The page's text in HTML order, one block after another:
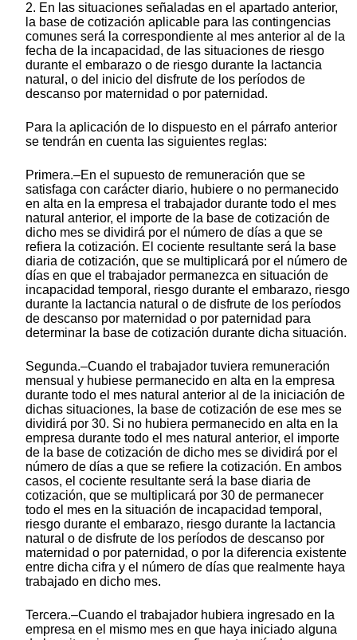
2. En las situaciones señaladas en el apartado anterior,
la base de cotización aplicable para las contingencias
comunes será la correspondiente al mes anterior al de la
fecha de la incapacidad, de las situaciones de riesgo
durante el embarazo o de riesgo durante la lactancia
natural, o del inicio del disfrute de los períodos de
descanso por maternidad o por paternidad.
Para la aplicación de lo dispuesto en el párrafo anterior
se tendrán en cuenta las siguientes reglas:
Primera.–En el supuesto de remuneración que se
satisfaga con carácter diario, hubiere o no permanecido
en alta en la empresa el trabajador durante todo el mes
natural anterior, el importe de la base de cotización de
dicho mes se dividirá por el número de días a que se
refiera la cotización. El cociente resultante será la base
diaria de cotización, que se multiplicará por el número de
días en que el trabajador permanezca en situación de
incapacidad temporal, riesgo durante el embarazo, riesgo
durante la lactancia natural o de disfrute de los períodos
de descanso por maternidad o por paternidad para
determinar la base de cotización durante dicha situación.
Segunda.–Cuando el trabajador tuviera remuneración
mensual y hubiese permanecido en alta en la empresa
durante todo el mes natural anterior al de la iniciación de
dichas situaciones, la base de cotización de ese mes se
dividirá por 30. Si no hubiera permanecido en alta en la
empresa durante todo el mes natural anterior, el importe
de la base de cotización de dicho mes se dividirá por el
número de días a que se refiere la cotización. En ambos
casos, el cociente resultante será la base diaria de
cotización, que se multiplicará por 30 de permanecer
todo el mes en la situación de incapacidad temporal,
riesgo durante el embarazo, riesgo durante la lactancia
natural o de disfrute de los períodos de descanso por
maternidad o por paternidad, o por la diferencia existente
entre dicha cifra y el número de días que realmente haya
trabajado en dicho mes.
Tercera.–Cuando el trabajador hubiera ingresado en la
empresa en el mismo mes en que haya iniciado alguna